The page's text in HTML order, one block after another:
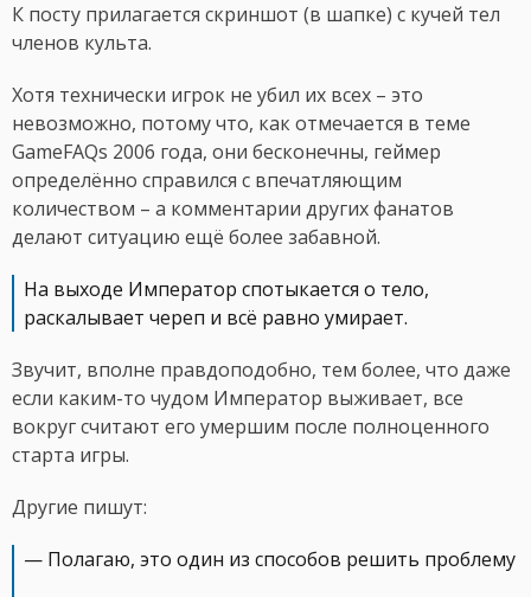
К посту прилагается скриншот (в шапке) с кучей тел
членов культа.
Хотя технически игрок не убил их всех – это
невозможно, потому что, как отмечается в теме
GameFAQs 2006 года, они бесконечны, геймер
определённо справился с впечатляющим
количеством – а комментарии других фанатов
делают ситуацию ещё более забавной.
На выходе Император спотыкается о тело,
раскалывает череп и всё равно умирает.
Звучит, вполне правдоподобно, тем более, что даже
если каким-то чудом Император выживает, все
вокруг считают его умершим после полноценного
старта игры.
Другие пишут:
— Полагаю, это один из способов решить проблему